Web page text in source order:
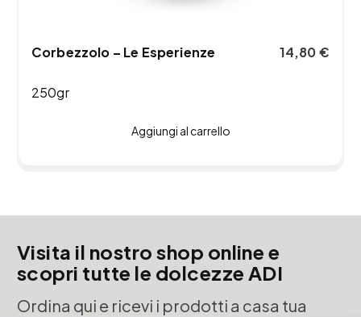
Corbezzolo – Le Esperienze
250gr
14,80€
Aggiungi al carrello
Visita il nostro shop online e
scopri tutte le dolcezze ADI
Ordina qui e ricevi i prodotti a casa tua